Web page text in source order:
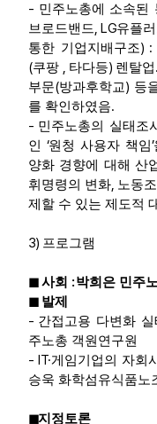
- 민주노총에 소속된
브로드밴드, LG유플
통한 기업지배구조) :
(쿠팡 , 타다등) 렌탈업.
부문(방과후학교) 등
를 확인하였음.
- 민주노총의 실태조
인 ‘원청 사용자 책임’
양화 경향에 대해 산
휘명령의 변화, 노동
제할 수 있는 제도적
3) 프로그램
◼사회 :박희은 민주
◼ 발제
- 간접고용 다변화
주노총 객원연구원
- IT·게임기업의 자회
승욱 화학섬유식품노
◼지정토론